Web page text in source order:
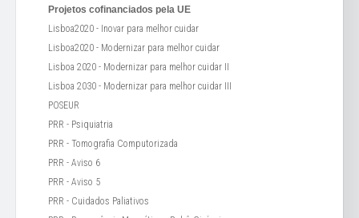
Projetos cofinanciados pela UE
Lisboa2020 - Inovar para melhor cuidar
Lisboa2020 - Modernizar para melhor cuidar
Lisboa 2020 - Modernizar para melhor cuidar II
Lisboa 2030 - Modernizar para melhor cuidar III
POSEUR
PRR - Psiquiatria
PRR - Tomografia Computorizada
PRR - Aviso 6
PRR - Aviso 5
PRR - Cuidados Paliativos